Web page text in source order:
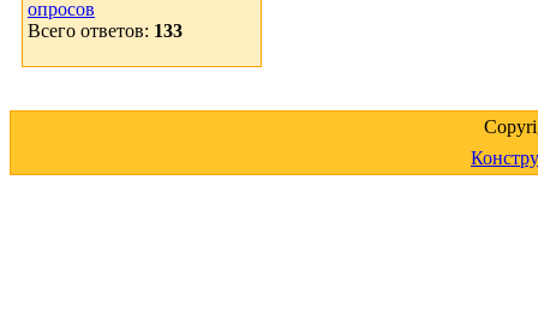
опросов
Всего ответов: 133